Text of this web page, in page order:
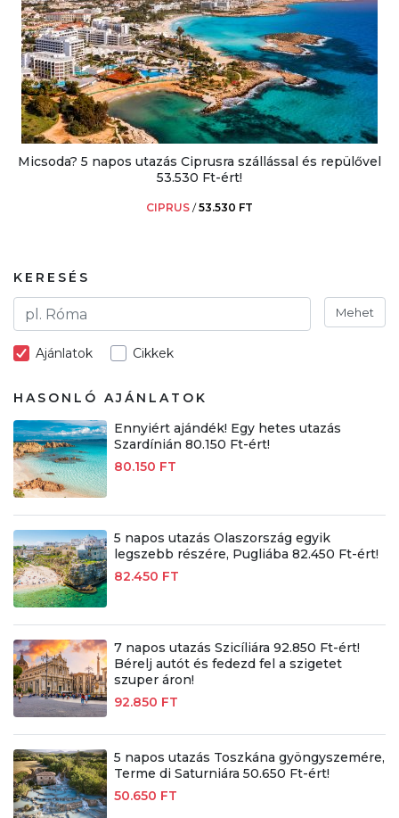
Micsoda? 5 napos utazás Ciprusra szállással és repülővel
53.530 Ft-ért!
CIPRUS /53.530 FT
KERESÉS
Mehet
Ajánlatok Cikkek
HASONLÓ AJÁNLATOK
Ennyiért ajándék! Egy hetes utazás
Szardínián 80.150 Ft-ért!
80.150 FT
5 napos utazás Olaszország egyik
legszebb részére, Pugliába 82.450 Ft-ért!
82.450 FT
7 napos utazás Szicíliára 92.850 Ft-ért!
Bérelj autót és fedezd fel a szigetet
szuper áron!
92.850 FT
5 napos utazás Toszkána gyöngyszemére,
Terme di Saturniára 50.650 Ft-ért!
50.650 FT